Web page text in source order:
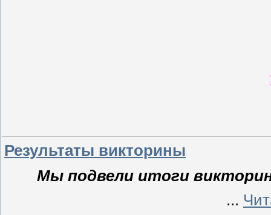
Результаты викторины
Мы подвели итоги
...